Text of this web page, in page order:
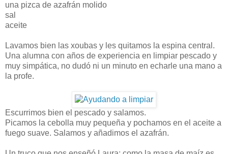
una pizca de azafrán molido
sal
aceite
Lavamos bien las xoubas y les quitamos la espina central.
Una alumna con años de experiencia en limpiar pescado y
muy simpática, no dudó ni un minuto en echarle una mano a
la profe.
Escurrimos bien el pescado y salamos.
Picamos la cebolla muy pequeña y pochamos en el aceite a
fuego suave. Salamos y añadimos el azafrán.